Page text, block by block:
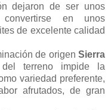
dejaron de ser unos
en unos
de excelente calidad
de origen Sierra
terreno impide la
variedad preferente,
afrutados, de gran